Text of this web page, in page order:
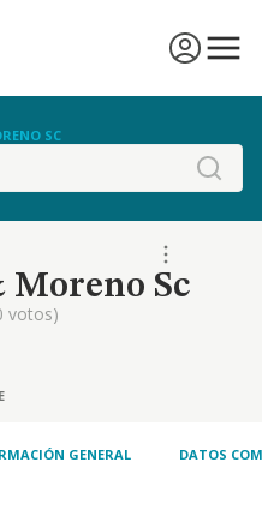
SC
Sc
votos)
GENERAL DATOS